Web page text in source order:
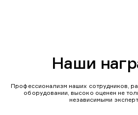
Наши
Профессионализм наших сотрудников,
оборудовании, высоко оценен не
независимыми